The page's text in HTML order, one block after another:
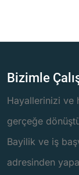
Bizimle
Hayallerinizi ve
gerçeğe
Bayilik ve iş
adresinden